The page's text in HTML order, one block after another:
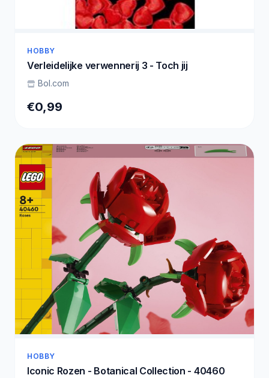
HOBBY
Verleidelijke verwennerij 3 - Toch jij
Bol.com
€0,99
HOBBY
Iconic Rozen - Botanical Collection - 40460